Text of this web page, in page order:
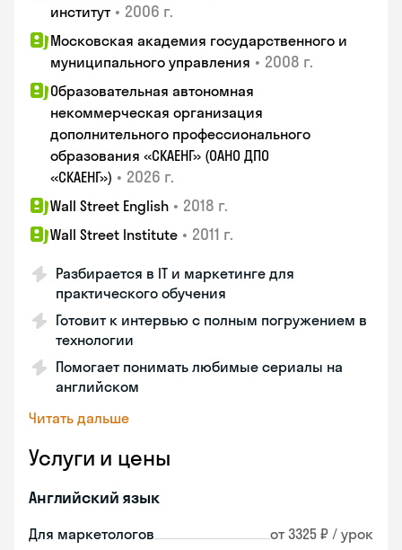
институт • 2006 г.
Московская академия государственного и
муниципального управления • 2008 г.
Образовательная автономная
некоммерческая организация
дополнительного профессионального
образования «СКАЕНГ» (ОАНО ДПО
«СКАЕНГ») • 2026 г.
Wall Street English • 2018 г.
Wall Street Institute • 2011 г.
Разбирается в IT и маркетинге для
практического обучения
Готовит к интервью с полным погружением в
технологии
Помогает понимать любимые сериалы на
английском
Читать дальше
Услуги и цены
Английский язык
Для маркетологов от 3325 ₽ / урок